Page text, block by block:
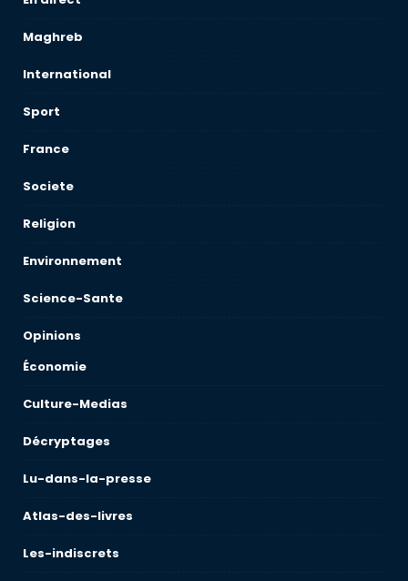
Maghreb
International
Sport
France
Societe
Religion
Environnement
Science-Sante
Opinions
Économie
Culture-Medias
Décryptages
Lu-dans-la-presse
Atlas-des-livres
Les-indiscrets